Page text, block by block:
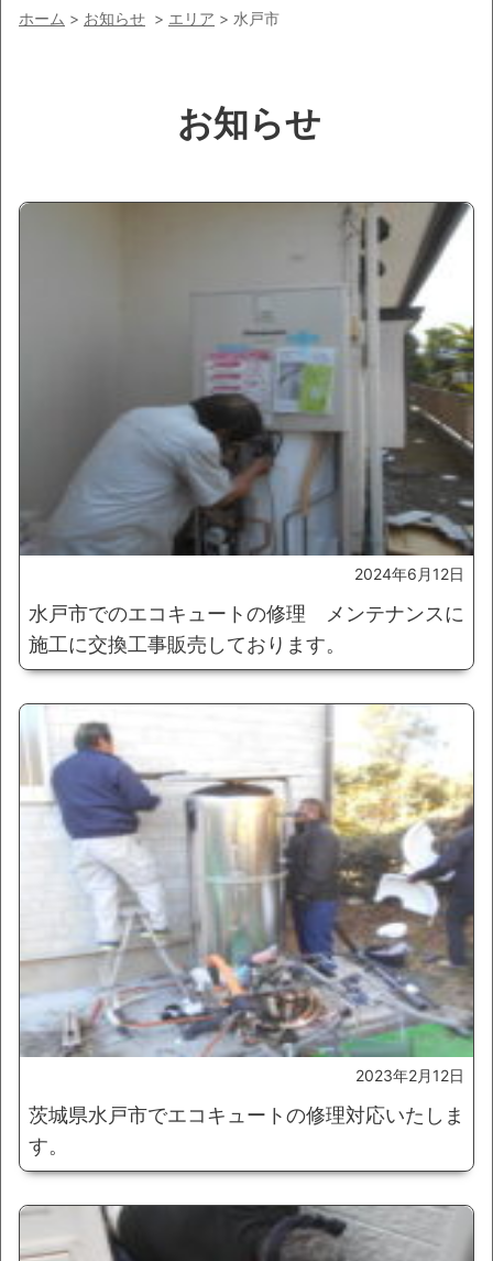
ホーム > お知らせ > エリア > 水戸市
お知らせ
2024年6月12日
水戸市でのエコキュートの修理 メンテナンスに
施工に交換工事販売しております。
2023年2月12日
茨城県水戸市でエコキュートの修理対応いたしま
す。